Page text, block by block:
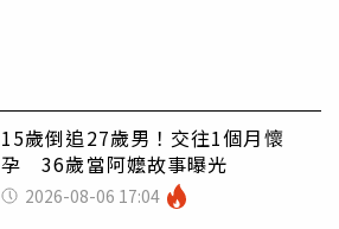
15歲倒追27歲男！交往1個月懷
孕 36歲當阿嬤故事曝光
2026-08-06 17:04